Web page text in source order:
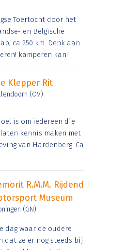
Toertocht door het
en Belgische
ca 250 km. Denk aan
kamperen kan!
Klepper Rit
(OV)
is om iedereen die
kennis maken met
van Hardenberg. Ca
R.M.M. Rijdend
Museum
(GN)
dag waar de oudere
dat ze er nog steeds bij